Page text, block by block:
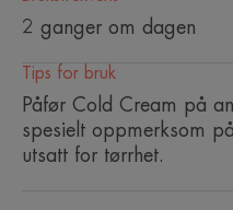
Fordel
Nærende og pleiende
sensitiv hud. Beskytter
være en beskyttende og
Passer til hele familien.
2 ganger om dagen
Tips for bruk
Påfør Cold Cream på
spesielt oppmerksom
utsatt for tørrhet.